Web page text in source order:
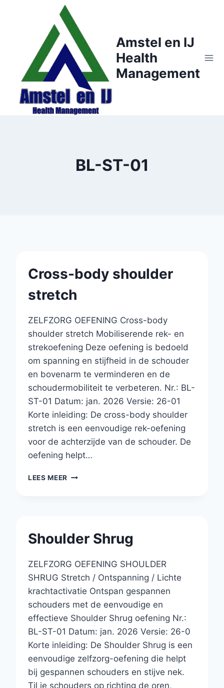
Amstel en IJ
Health
Management
BL-ST-01
Cross-body shoulder
stretch
ZELFZORG OEFENING Cross-body
shoulder stretch Mobiliserende rek- en
strekoefening Deze oefening is bedoeld
om spanning en stijfheid in de schouder
en bovenarm te verminderen en de
schoudermobiliteit te verbeteren. Nr.: BL-
ST-01 Datum: jan. 2026 Versie: 26-01
Korte inleiding: De cross-body shoulder
stretch is een eenvoudige rek-oefening
voor de achterzijde van de schouder. De
oefening helpt…
LEES MEER CROSS-
Shoulder Shrug
ZELFZORG OEFENING SHOULDER
SHRUG Stretch / Ontspanning / Lichte
krachtactivatie Ontspan gespannen
schouders met de eenvoudige en
effectieve Shoulder Shrug oefening Nr.:
BL-ST-01 Datum: jan. 2026 Versie: 26-0
Korte inleiding: De Shoulder Shrug is een
eenvoudige zelfzorg-oefening die helpt
bij gespannen schouders en stijve nek.
Til je schouders op richting de oren,